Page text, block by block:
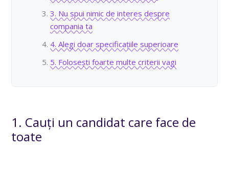
3. Nu spui nimic de interes despre
compania ta
4. Alegi doar specificațiile superioare
5. Folosești foarte multe criterii vagi
1. Cauți un candidat care face de
toate